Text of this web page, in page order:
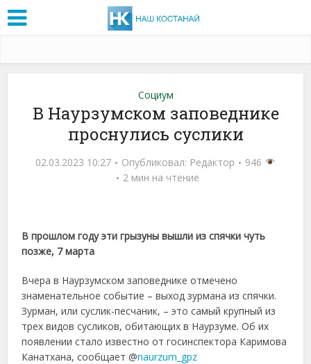
Социум
В Наурзумском заповеднике
проснулись суслики
02.03.2023 10:27 Опубликовал: Редактор
946
2 мин на чтение
В прошлом году эти грызуны вышли из спячки чуть
позже, 7 марта
Вчера в Наурзумском заповеднике отмечено
знаменательное событие – выход зурмана из спячки.
Зурман, или суслик-песчаник, – это самый крупный из
трех видов сусликов, обитающих в Наурзуме. Об их
появлении стало известно от госинспектора Каримова
Канатхана, сообщает @naurzum_gpz